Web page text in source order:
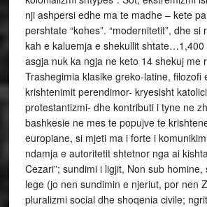
nji ashpersi edhe ma te madhe – kete
pershtate “kohes”. “modernitetit”, dhe
kah e kaluemja e shekullit shtate…1,400
asgja nuk ka ngja ne keto 14 shekuj me
Trashegimia klasike greko-latine, filozofi
krishtenimit perendimor- kryesisht
protestantizmi- dhe kontributi i tyne ne
bashkesie ne mes te popujve te
europiane, si mjeti ma i forte i
ndamja e autoritetit shtetnor nga ai
Cezari”; sundimi i ligjit, Non sub
lege (jo nen sundimin e njeriut, por nen
pluralizmi social dhe shoqenia civile;